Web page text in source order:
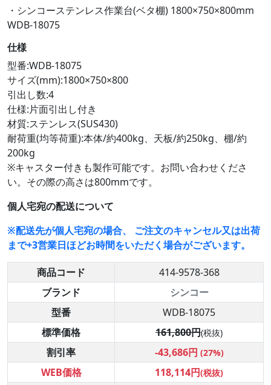
・シンコーステンレス作業台(ベタ棚) 1800×750×800mm
WDB-18075
仕様
型番:WDB-18075
サイズ(mm):1800×750×800
引出し数:4
仕様:片面引出し付き
材質:ステンレス(SUS430)
耐荷重(均等荷重):本体/約400kg、天板/約250kg、棚/約
200kg
※キャスター付きも製作可能です。お問い合わせくださ
い。その際の高さは800mmです。
個人宅宛の配送について
※配送先が個人宅宛の場合、 ご注文のキャンセル又は出荷
まで+3営業日ほどお時間をいただく場合がございます。
商品コード
414-9578-368
ブランド
シンコー
型番
WDB-18075
標準価格
161,800円(税抜)
割引率 -43,686円 (27%)
WEB価格 118,114円(税抜)